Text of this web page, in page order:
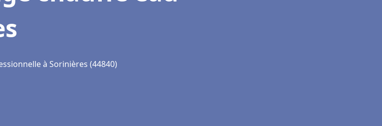
à Sorinières (44840)